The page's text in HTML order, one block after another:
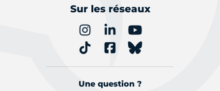
Sur les réseaux
Une question ?